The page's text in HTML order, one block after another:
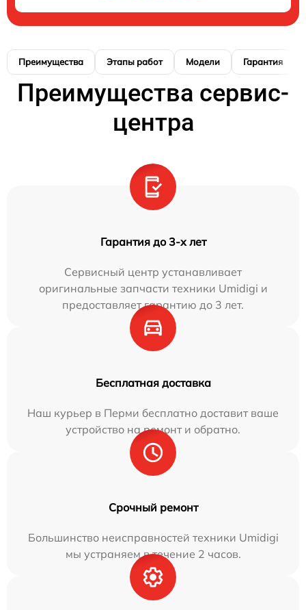
Преимущества Этапы работ Модели Гарантия
Преимущества сервис-
центра
Гарантия до 3-х лет
Сервисный центр устанавливает
оригинальные запчасти техники Umidigi и
предоставляет гарантию до 3 лет.
Бесплатная доставка
Наш курьер в Перми бесплатно доставит ваше
устройство на ремонт и обратно.
Срочный ремонт
Большинство неисправностей техники Umidigi
мы устраняем в течение 2 часов.